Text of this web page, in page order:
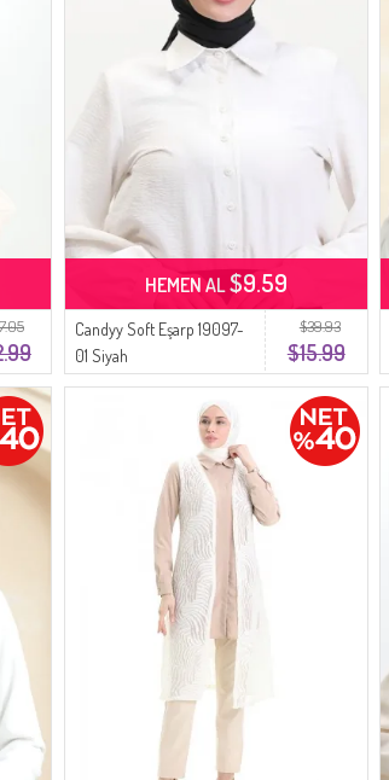
$39.93
$15.99
Candyy Soft Eşarp 19097-
01 Siyah
HEMEN AL$9.59